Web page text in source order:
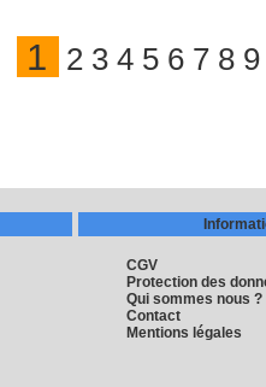
1 2 3 4 5 6 7 8 9
CGV
Protection des
Qui sommes nous ?
Contact
Mentions légales